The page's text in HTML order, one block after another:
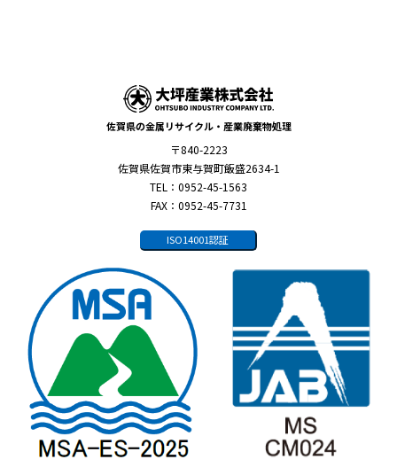
佐賀県の金属リサイクル・産業廃棄物処理
〒840-2223
佐賀県佐賀市東与賀町飯盛2634-1
TEL：0952-45-1563
FAX：0952-45-7731
ISO14001認証